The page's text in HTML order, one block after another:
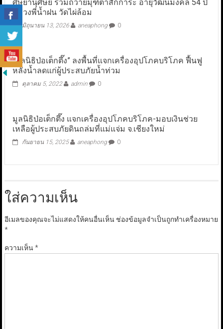
ศิษยานุศิษย์ ร่วมถวายมุฑิตาสักการะ อายุวัฒนมงคล 54 ปี
หลวงพี่น้ำฝน วัดไผ่ล้อม
มิถุนายน 13, 2026 aneaphong 0
“มูลนิธิป่อเต็กตึ๊ง” ลงพื้นที่แจกเครื่องอุปโภคบริโภค ฟื้นฟู
หลังน้ำลดแก่ผู้ประสบภัยน้ำท่วม
ตุลาคม 5, 2022 admin 0
มูลนิธิป่อเต็กตึ๊ง แจกเครื่องอุปโภคบริโภค-มอบเงินช่วย
เหลือผู้ประสบภัยดินถล่มที่แม่แจ่ม จ.เชียงใหม่
กันยายน 15, 2025 aneaphong 0
ใส่ความเห็น
อีเมลของคุณจะไม่แสดงให้คนอื่นเห็น ช่องข้อมูลจำเป็นถูกทำเครื่องหมาย
*
ความเห็น*